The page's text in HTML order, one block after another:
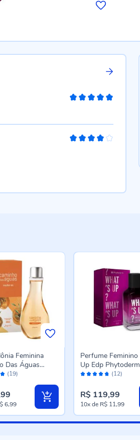
(19)
Feminina
Das Águas
Jequiti - 300ml
6,99
Avaliação: (12)
Perfume
Up Edp
R$ 119,99
10xde R$ 11,99